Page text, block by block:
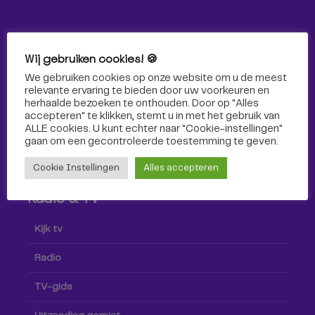
Volg Omroep Tilburg niet alleen hier, maar ook via social
media!
Radio & TV
Kijk tv
Radio
TV-gids
Wij gebruiken cookies! 🍪
We gebruiken cookies op onze website om u de meest
relevante ervaring te bieden door uw voorkeuren en
herhaalde bezoeken te onthouden. Door op "Alles
accepteren" te klikken, stemt u in met het gebruik van
ALLE cookies. U kunt echter naar "Cookie-instellingen"
gaan om een ​​gecontroleerde toestemming te geven.
Cookie Instellingen Alles accepteren